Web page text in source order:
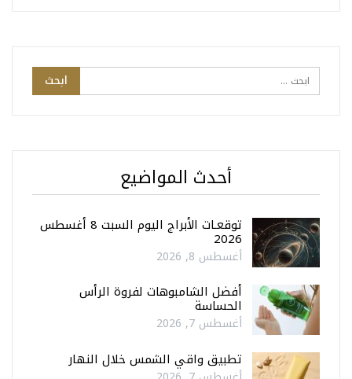
أحدث المواضيع
توقعـات الأبراج اليوم السبت 8 أغسطس
2026
أغسطس 8, 2026
أفضل الشامبوهات لفروة الرأس
الحساسة
أغسطس 7, 2026
تطبيق واقي الشمس خلال النهار